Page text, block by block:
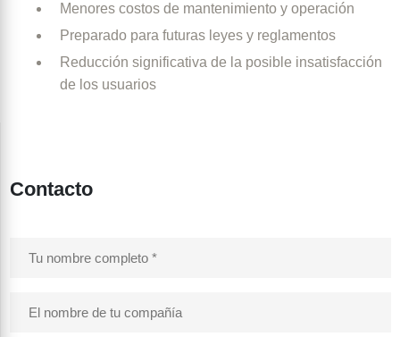
Menores costos de mantenimiento y operación
Preparado para futuras leyes y reglamentos
Reducción significativa de la posible insatisfacción
de los usuarios
Contacto